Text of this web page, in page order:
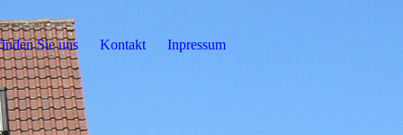
Sie uns Kontakt Inpressum